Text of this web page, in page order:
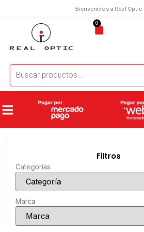
Bienvenidos a Real Optic
0
Filtros
Categorías
Marca